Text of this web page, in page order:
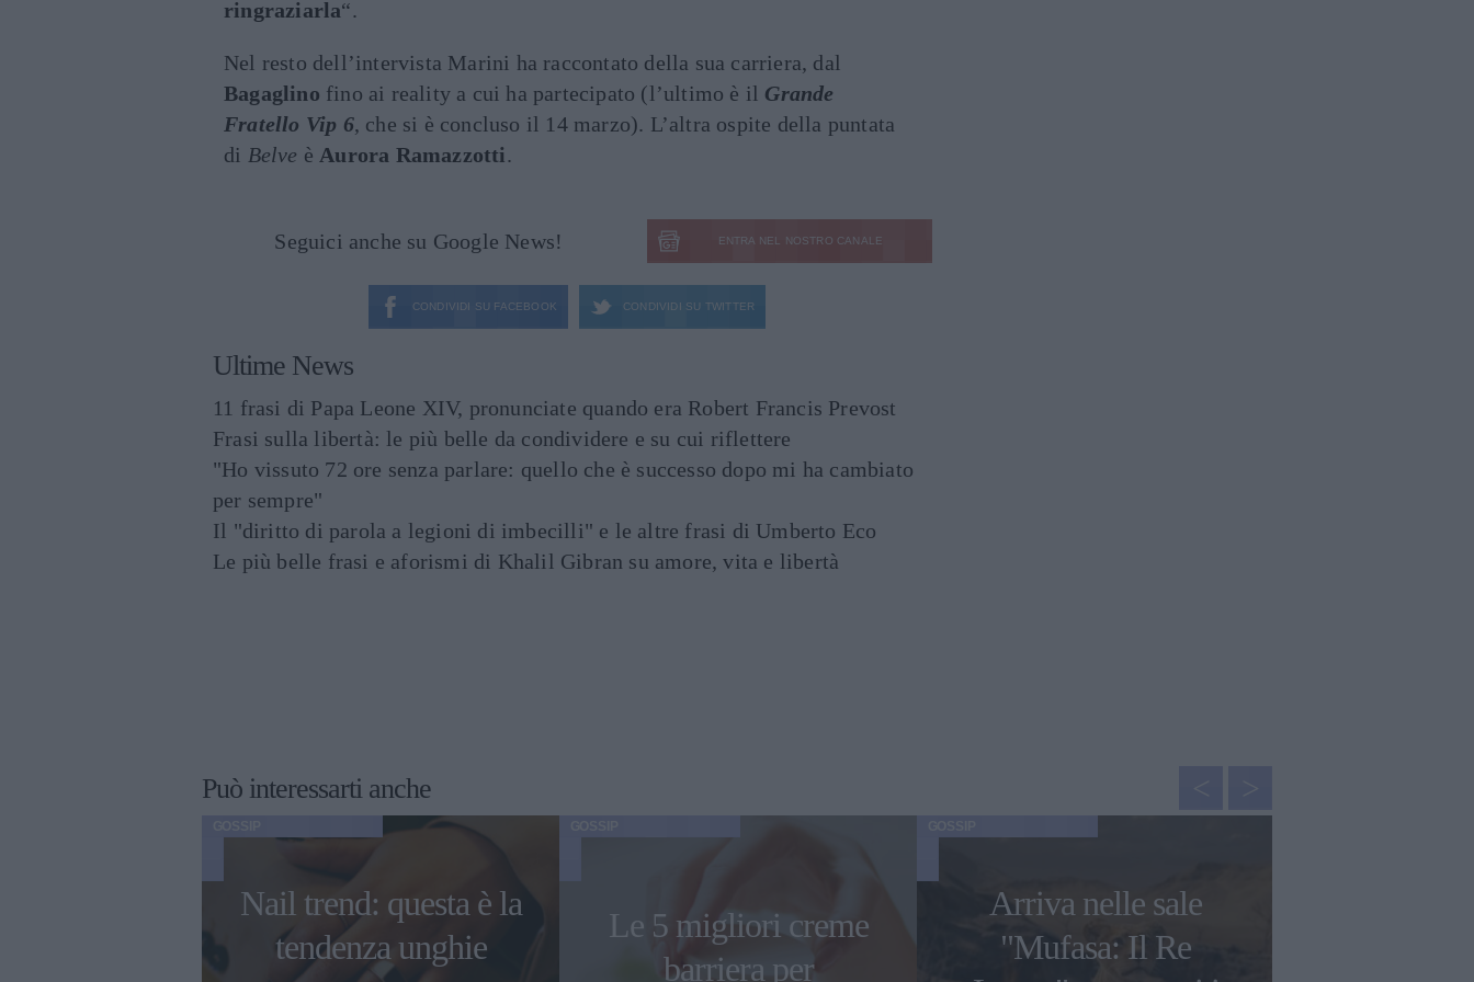
ringraziarla“.
Nel resto dell’intervista Marini ha raccontato della sua carriera, dal
Bagaglino fino ai reality a cui ha partecipato (l’ultimo è il Grande
Fratello Vip 6, che si è concluso il 14 marzo). L’altra ospite della puntata
di Belve è Aurora Ramazzotti.
Seguici anche su Google News! ENTRA NEL NOSTRO CANALE
CONDIVIDI SU FACEBOOK CONDIVIDI SU TWITTER
Ultime News
11 frasi di Papa Leone XIV, pronunciate quando era Robert Francis Prevost
Frasi sulla libertà: le più belle da condividere e su cui riflettere
"Ho vissuto 72 ore senza parlare: quello che è successo dopo mi ha cambiato
per sempre"
Il "diritto di parola a legioni di imbecilli" e le altre frasi di Umberto Eco
Le più belle frasi e aforismi di Khalil Gibran su amore, vita e libertà
Può interessarti anche
Nail trend: questa è la
tendenza unghie
Le 5 migliori creme
barriera per
Arriva nelle sale
"Mufasa: Il Re